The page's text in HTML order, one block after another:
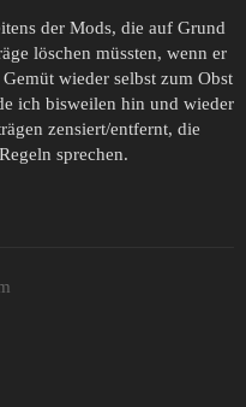
der Mods, die auf Grund
löschen müssten, wenn er
wieder selbst zum Obst
ich bisweilen hin und wieder
zensiert/entfernt, die
sprechen.